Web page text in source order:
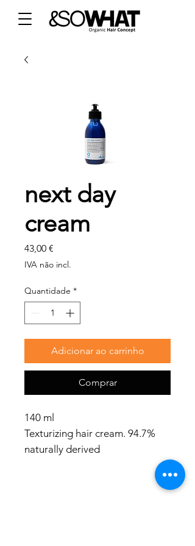
next day
cream
43,00 €
IVA não incl.
Quantidade *
Adicionar ao carrinho
Comprar
140 ml
Texturizing hair cream. 94.7%
naturally derived
ingredients. 84% biodegradable